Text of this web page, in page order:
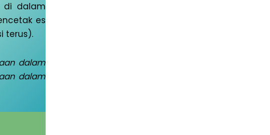
di dalam
es
terus).
dalam
dalam